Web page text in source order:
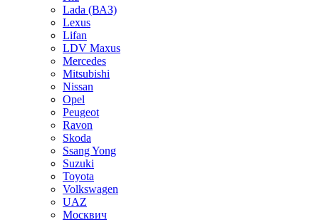
Lada (ВАЗ)
Lexus
Lifan
LDV Maxus
Mercedes
Mitsubishi
Nissan
Opel
Peugeot
Ravon
Skoda
Ssang Yong
Suzuki
Toyota
Volkswagen
UAZ
Москвич